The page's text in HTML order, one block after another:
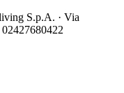
S.p.A. · Via